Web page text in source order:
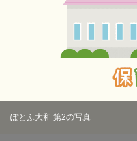
ぽとふ大和 第2の写真